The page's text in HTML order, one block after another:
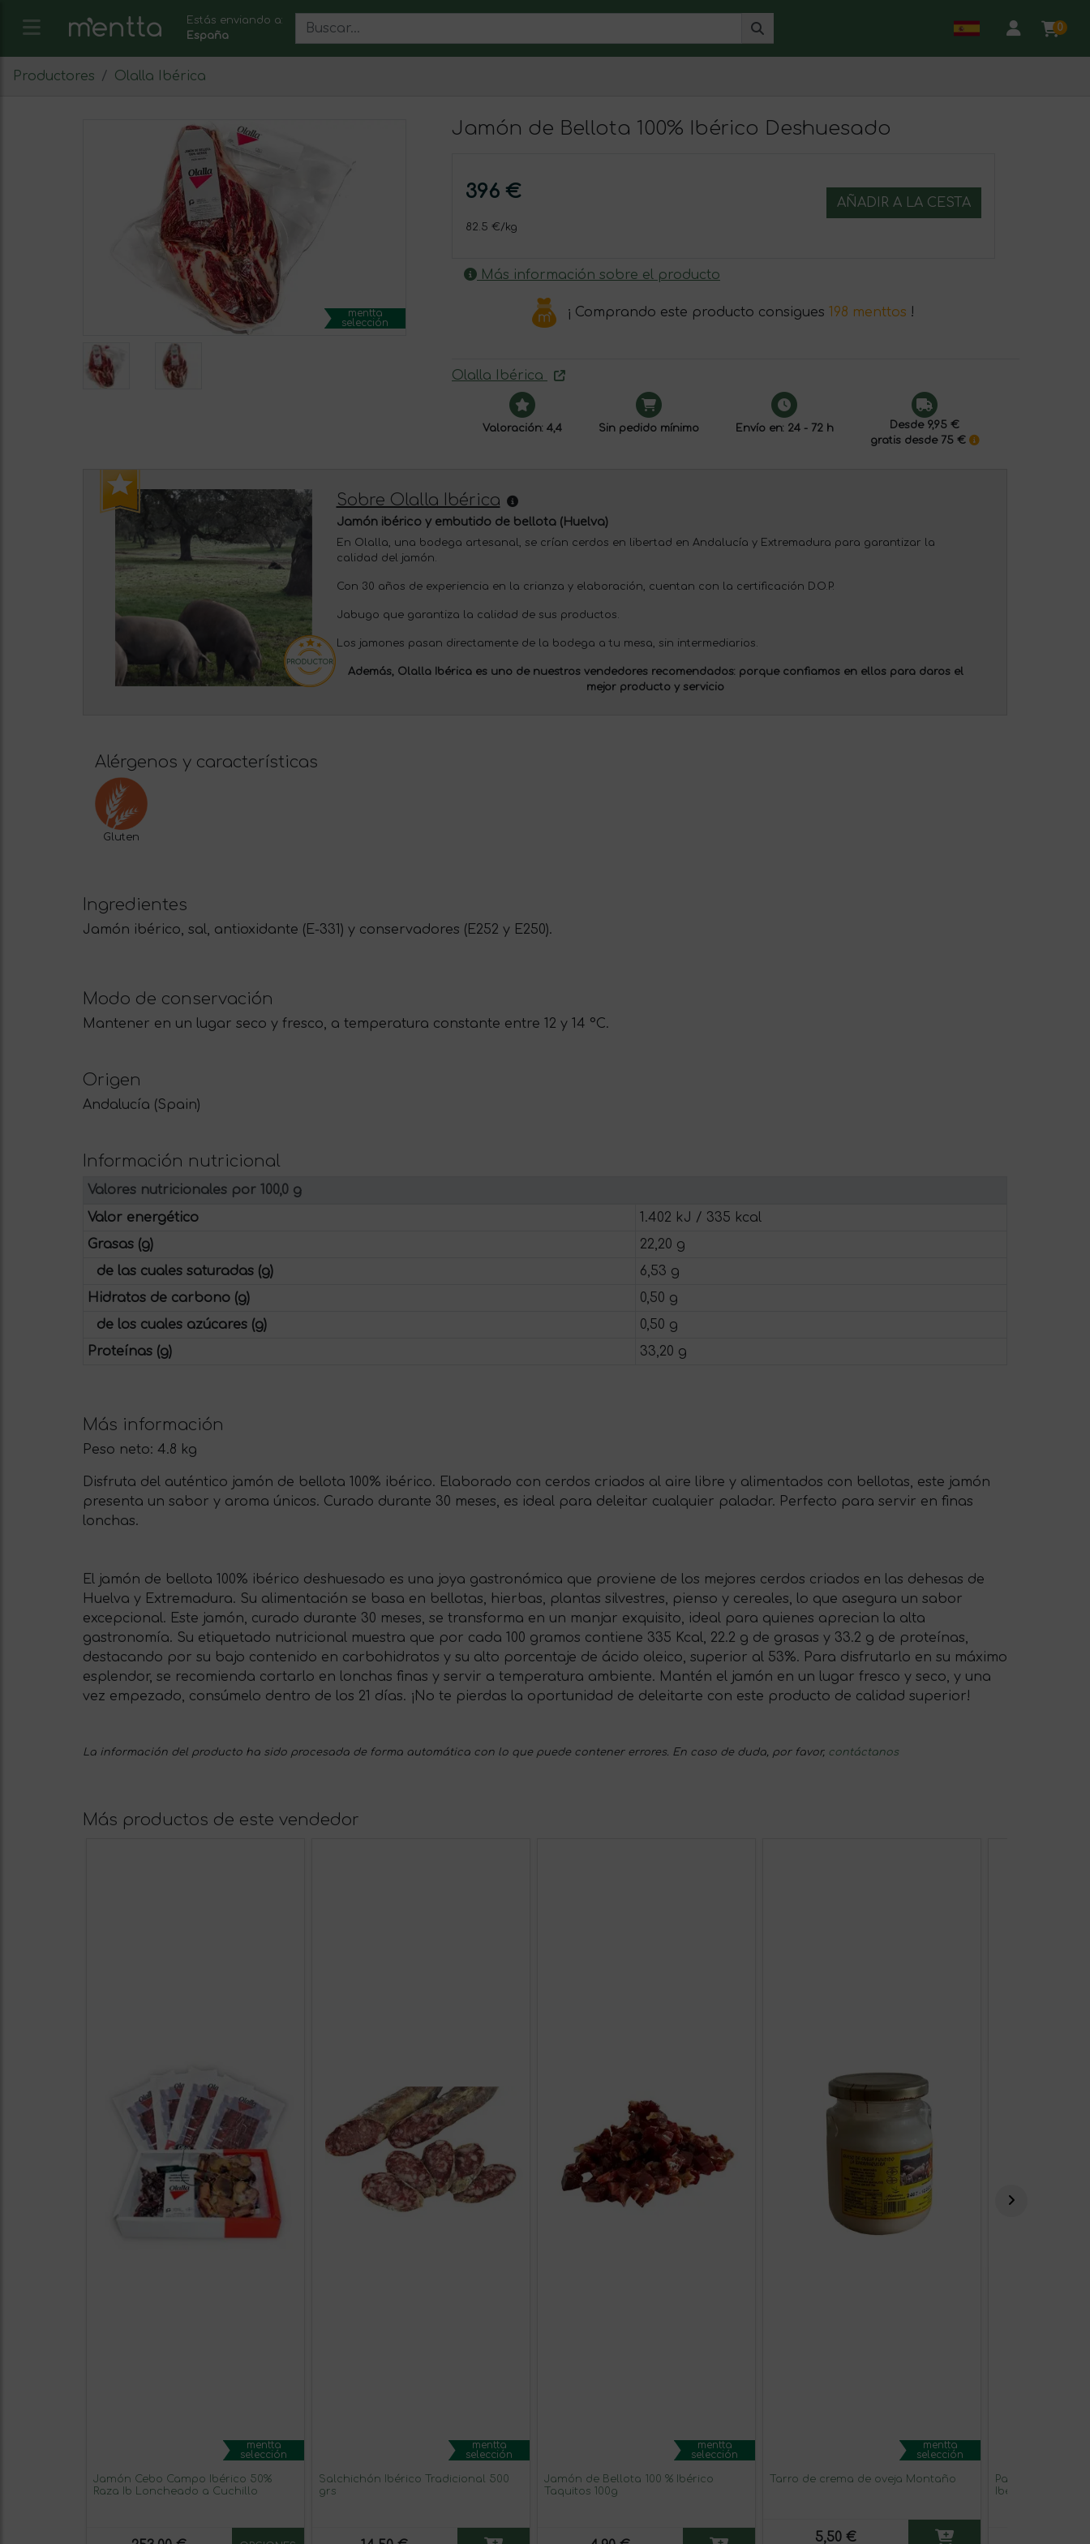
Estás enviando a:
España
0
Productores Olalla Ibérica
mentta
selección
Jamón de Bellota 100% Ibérico Deshuesado
396 €
82.5 €/kg
AÑADIR A LA CESTA
Más información sobre el producto
¡ Comprando este producto consigues 198 menttos !
Olalla Ibérica
Valoración: 4,4 Sin pedido mínimo Envío en: 24 - 72 h
Desde 9,95 €
gratis desde 75 €
Sobre Olalla Ibérica
Jamón ibérico y embutido de bellota (Huelva)
En Olalla, una bodega artesanal, se crían cerdos en libertad en Andalucía y Extremadura para garantizar la
calidad del jamón.
Con 30 años de experiencia en la crianza y elaboración, cuentan con la certificación D.O.P.
Jabugo que garantiza la calidad de sus productos.
Los jamones pasan directamente de la bodega a tu mesa, sin intermediarios.
Además, Olalla Ibérica es uno de nuestros vendedores recomendados: porque confiamos en ellos para daros el
mejor producto y servicio
Alérgenos y características
Gluten
Ingredientes
Jamón ibérico, sal, antioxidante (E-331) y conservadores (E252 y E250).
Modo de conservación
Mantener en un lugar seco y fresco, a temperatura constante entre 12 y 14 °C.
Origen
Andalucía (Spain)
Información nutricional
Valores nutricionales por 100,0 g
Valor energético
1.402 kJ / 335 kcal
Grasas (g)
22,20 g
de las cuales saturadas (g)
6,53 g
Hidratos de carbono (g)
0,50 g
de los cuales azúcares (g)
0,50 g
Proteínas (g)
33,20 g
Más información
Peso neto: 4.8 kg
Disfruta del auténtico jamón de bellota 100% ibérico. Elaborado con cerdos criados al aire libre y alimentados con bellotas, este jamón
presenta un sabor y aroma únicos. Curado durante 30 meses, es ideal para deleitar cualquier paladar. Perfecto para servir en finas
lonchas.
El jamón de bellota 100% ibérico deshuesado es una joya gastronómica que proviene de los mejores cerdos criados en las dehesas de
Huelva y Extremadura. Su alimentación se basa en bellotas, hierbas, plantas silvestres, pienso y cereales, lo que asegura un sabor
excepcional. Este jamón, curado durante 30 meses, se transforma en un manjar exquisito, ideal para quienes aprecian la alta
gastronomía. Su etiquetado nutricional muestra que por cada 100 gramos contiene 335 Kcal, 22.2 g de grasas y 33.2 g de proteínas,
destacando por su bajo contenido en carbohidratos y su alto porcentaje de ácido oleico, superior al 53%. Para disfrutarlo en su máximo
esplendor, se recomienda cortarlo en lonchas finas y servir a temperatura ambiente. Mantén el jamón en un lugar fresco y seco, y una
vez empezado, consúmelo dentro de los 21 días. ¡No te pierdas la oportunidad de deleitarte con este producto de calidad superior!
La información del producto ha sido procesada de forma automática con lo que puede contener errores. En caso de duda, por favor, contáctanos
Más productos de este vendedor
mentta
selección
Jamón Cebo Campo Ibérico 50%
Raza Ib Loncheado a Cuchillo
mentta
selección
Salchichón Ibérico Tradicional 500
grs
mentta
selección
Jamón de Bellota 100 % Ibérico
Taquitos 100g
mentta
selección
Tarro de crema de oveja Montaño
5,50 €
Paleta Cebo
Ibérica